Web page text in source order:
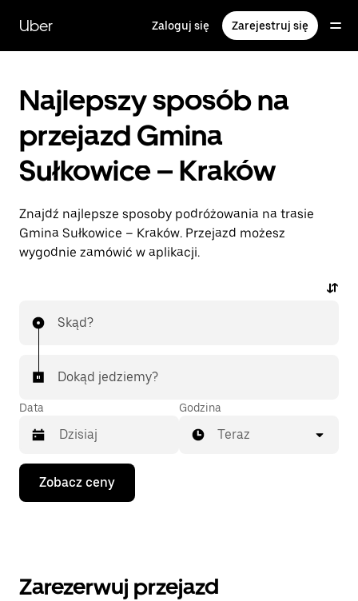
głównej
zawartości
Uber Zaloguj się Zarejestruj się
Najlepszy sposób na
przejazd Gmina
Sułkowice – Kraków
Znajdź najlepsze sposoby podróżowania na trasie
Gmina Sułkowice – Kraków. Przejazd możesz
wygodnie zamówić w aplikacji.
Skąd?
Dokąd jedziemy?
Data
Naciśnij
klawisz
strzałki
i wybrać
Godzina
Teraz
Zobacz ceny
Zarezerwuj przejazd